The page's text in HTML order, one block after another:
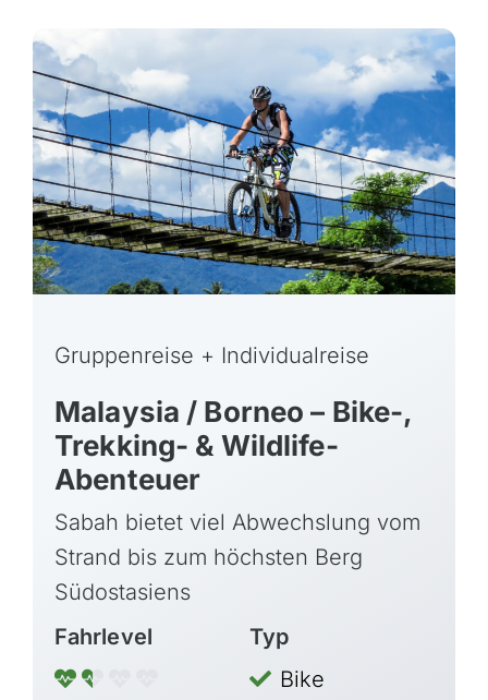
Gruppenreise + Individualreise
Malaysia / Borneo – Bike-,
Trekking- & Wildlife-
Abenteuer
Sabah bietet viel Abwechslung vom
Strand bis zum höchsten Berg
Südostasiens
Fahrlevel
Typ
Bike